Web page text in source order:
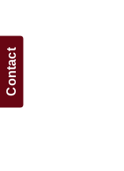
Contact